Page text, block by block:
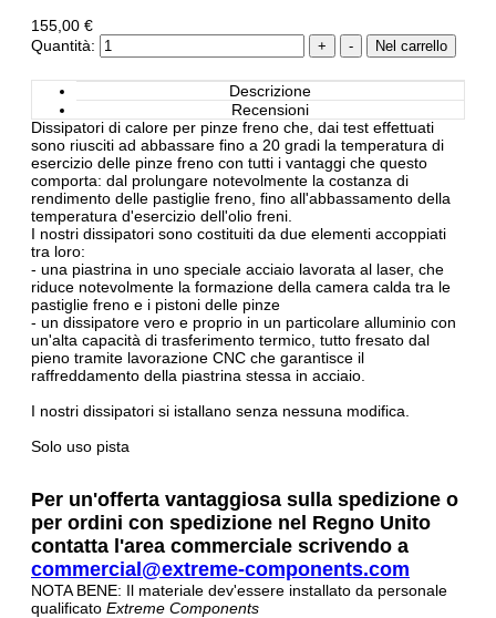
155,00 €
Quantità:
Descrizione
Recensioni
Dissipatori di calore per pinze freno che, dai test effettuati
sono riusciti ad abbassare fino a 20 gradi la temperatura di
esercizio delle pinze freno con tutti i vantaggi che questo
comporta: dal prolungare notevolmente la costanza di
rendimento delle pastiglie freno, fino all'abbassamento della
temperatura d'esercizio dell'olio freni.
I nostri dissipatori sono costituiti da due elementi accoppiati
tra loro:
- una piastrina in uno speciale acciaio lavorata al laser, che
riduce notevolmente la formazione della camera calda tra le
pastiglie freno e i pistoni delle pinze
- un dissipatore vero e proprio in un particolare alluminio con
un'alta capacità di trasferimento termico, tutto fresato dal
pieno tramite lavorazione CNC che garantisce il
raffreddamento della piastrina stessa in acciaio.
I nostri dissipatori si istallano senza nessuna modifica.
Solo uso pista
Per un'offerta vantaggiosa sulla spedizione o
per ordini con spedizione nel Regno Unito
contatta l'area commerciale scrivendo a
commercial@extreme-components.com
NOTA BENE: Il materiale dev'essere installato da personale
qualificato Extreme Components